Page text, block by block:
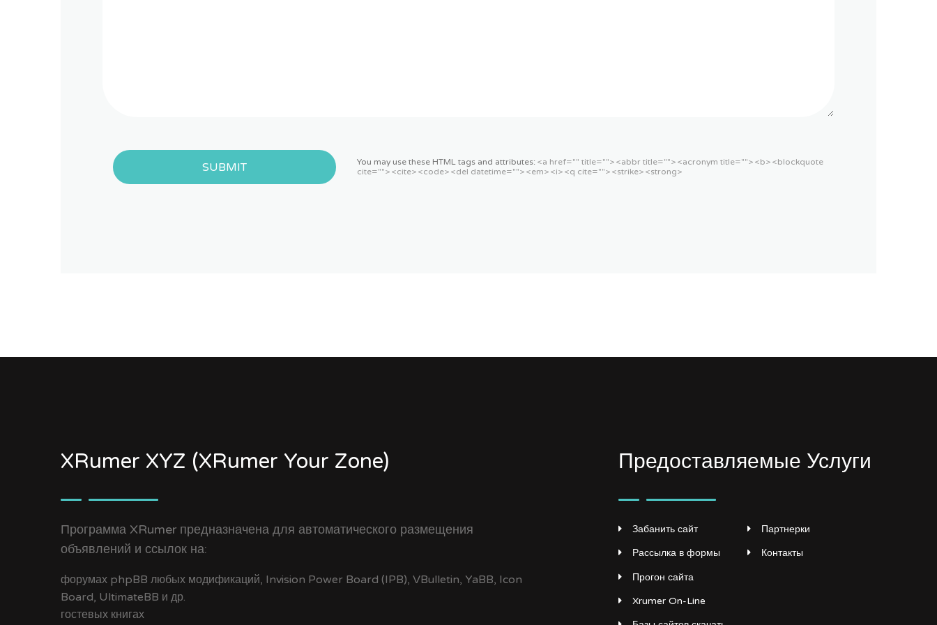
SUBMIT You may use these HTML tags and attributes: <a href="" title=""> <abbr title=""> <acronym title=""> <b> <blockquote
cite=""> <cite> <code> <del datetime=""> <em> <i> <q cite=""> <strike> <strong>
XRumer XYZ (XRumer Your Zone)
Программа XRumer предназначена для автоматического размещения
объявлений и ссылок на:
форумах phpBB любых модификаций, Invision Power Board (IPB), VBulletin, YaBB, Icon
Board, UltimateBB и др.
гостевых книгах
Предоставляемые Услуги
Забанить сайт
Рассылка в формы
Прогон сайта
Xrumer On-Line
Партнерки
Контакты